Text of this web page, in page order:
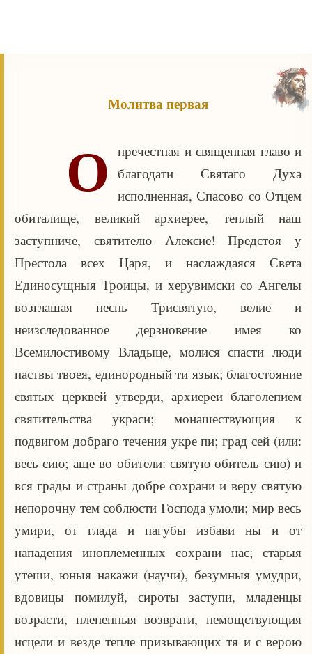
Молитва первая
О пречестная и священная главо и
благодати Святаго Духа
исполненная, Спасово со Отцем
обиталище, великий архиерее, теплый наш
заступниче, святителю Алексие! Предстоя у
Престола всех Царя, и наслаждаяся Света
Единосущныя Троицы, и херувимски со Ангелы
возглашая песнь Трисвятую, велие и
неизследованное дерзновение имея ко
Всемилостивому Владыце, молися спасти люди
паствы твоея, единородный ти язык; благостояние
святых церквей утверди, архиереи благолепием
святительства украси; монашествующия к
подвигом добраго течения укре пи; град сей (или:
весь сию; аще во обители: святую обитель сию) и
вся грады и страны добре сохрани и веру святую
непорочну тем соблюсти Господа умоли; мир весь
умири, от глада и пагубы избави ны и от
нападения иноплеменных сохрани нас; старыя
утеши, юныя накажи (научи), безумныя умудри,
вдовицы помилуй, сироты заступи, младенцы
возрасти, плененныя возврати, немощствующия
исцели и везде тепле призывающих тя и с верою